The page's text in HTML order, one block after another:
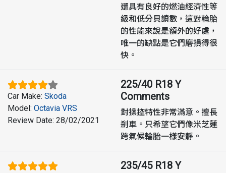
還具有良好的燃油經濟性等
級和低分貝讀數，這對輪胎
的性能來說是額外的好處，
唯一的缺點是它們磨損得很
快。
Car Make: Skoda
Model: Octavia VRS
Review Date: 28/02/2021
225/40 R18 Y
Comments
對操控特性非常滿意。擅長
剎車。只希望它們像米芝蓮
跨氣候輪胎一樣安靜。
235/45 R18 Y